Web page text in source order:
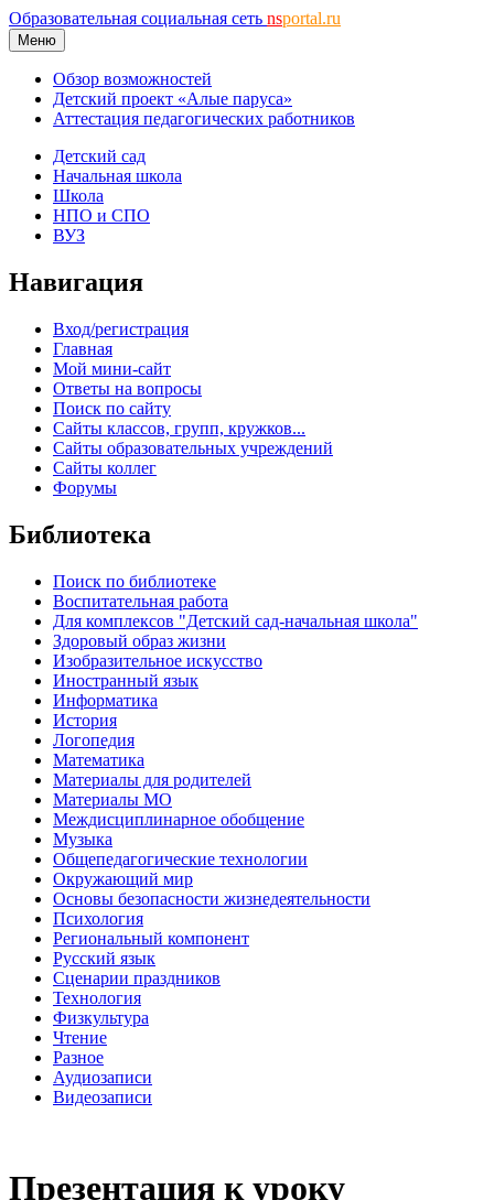
Образовательная социальная сеть nsportal.ru
Меню
Обзор возможностей
Детский проект «Алые паруса»
Аттестация педагогических работников
Детский сад
Начальная школа
Школа
НПО и СПО
ВУЗ
Навигация
Вход/регистрация
Главная
Мой мини-сайт
Ответы на вопросы
Поиск по сайту
Сайты классов, групп, кружков...
Сайты образовательных учреждений
Сайты коллег
Форумы
Библиотека
Поиск по библиотеке
Воспитательная работа
Для комплексов "Детский сад-начальная школа"
Здоровый образ жизни
Изобразительное искусство
Иностранный язык
Информатика
История
Логопедия
Математика
Материалы для родителей
Материалы МО
Междисциплинарное обобщение
Музыка
Общепедагогические технологии
Окружающий мир
Основы безопасности жизнедеятельности
Психология
Региональный компонент
Русский язык
Сценарии праздников
Технология
Физкультура
Чтение
Разное
Аудиозаписи
Видеозаписи
Презентация к уроку